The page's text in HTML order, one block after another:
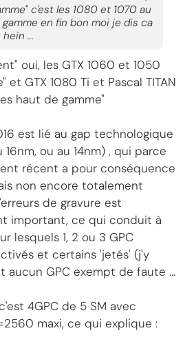
c'est les 1080 et 1070 au
en fin bon moi je dis ca
...
oui, les GTX 1060 et 1050
et GTX 1080 Ti et Pascal TITAN
haut de gamme"
est lié au gap technologique
ou au 14nm) , qui parce
récent a pour conséquence
non encore totalement
de gravure est
important, ce qui conduit à
lesquels 1, 2 ou 3 GPC
et certains 'jetés' (j'y
aucun GPC exempt de faute ...
4GPC de 5 SM avec
maxi, ce qui explique :